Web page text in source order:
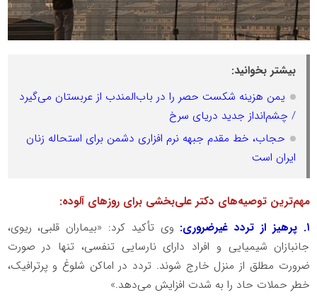
بیشتر بخوانید:
یمن هزینه شکست حصر را در باب‌المندب از عربستان می‌گیرد
/ چشم‌انداز جدید دریای سرخ
حجاب، خط مقدم جبهه نرم افزاری دشمن برای استحاله زنان
ایران است
مهم‌ترین توصیه‌های دکتر علی‌بخشی برای روزهای آلوده:
۱. پرهیز از تردد غیرضروری:
وی تأکید کرد: «بیماران قلبی، ریوی،
جانبازان شیمیایی و افراد دارای نارسایی تنفسی، تنها در صورت
ضرورت مطلق از منزل خارج شوند. تردد در اماکن شلوغ و پرترافیک،
خطر حملات حاد را به شدت افزایش می‌دهد.»